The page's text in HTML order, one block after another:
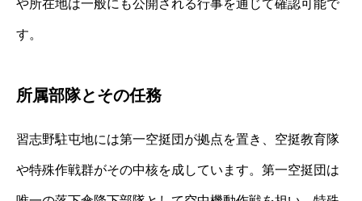
や所在地は一般にも公開される行事を通じて確認可能で
す。
所属部隊とその任務
習志野駐屯地には第一空挺団が拠点を置き、空挺教育隊
や特殊作戦群がその中核を成しています。第一空挺団は